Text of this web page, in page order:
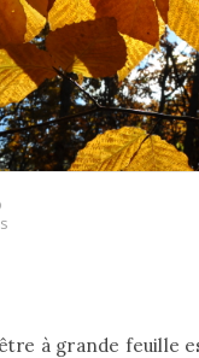
à grande feuille